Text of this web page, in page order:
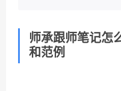
师承跟师笔记怎
和范例